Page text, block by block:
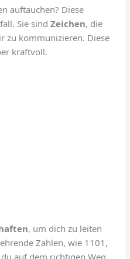
auftauchen? Diese
Sie sindZeichen, die
zu kommunizieren. Diese
kraftvoll.
, um dich zu leiten
Zahlen, wie 1101,